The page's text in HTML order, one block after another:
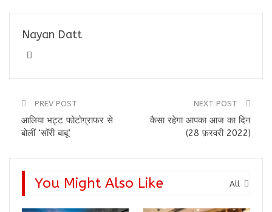
Nayan Datt
PREV POST
आलिया भट्ट फोटोग्राफर से
बोलीं ‘सॉरी बाबू’
NEXT POST
कैसा रहेगा आपका आज का दिन
(28 फ़रवरी 2022)
All
You Might Also Like